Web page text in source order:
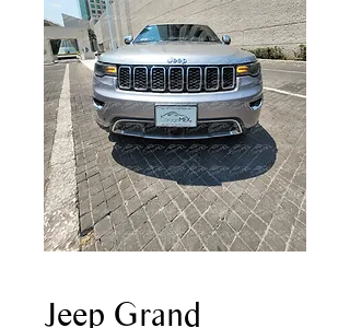
Jeep Grand